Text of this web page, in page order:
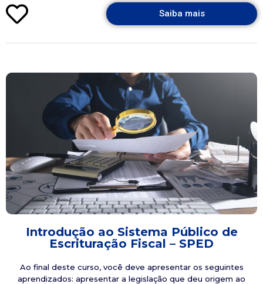
Saiba mais
Introdução ao Sistema Público de
Escrituração Fiscal – SPED
Ao final deste curso, você deve apresentar os seguintes
aprendizados: apresentar a legislação que deu origem ao